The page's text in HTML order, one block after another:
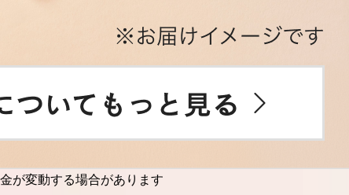
が変動する場合があります